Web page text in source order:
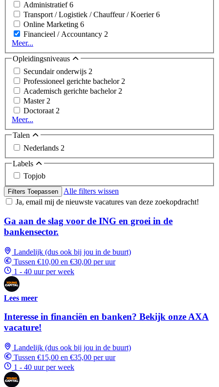
Administratief6
Transport / Logistiek / Chauffeur / Koerier6
Online Marketing 6
Financieel / Accountancy 2
Meer...
Opleidingsniveaus
Secundair onderwijs 2
Professioneel gerichte bachelor 2
Academisch gerichte bachelor 2
Master 2
Doctoraat 2
Meer...
Talen
Nederlands 2
Labels
Topjob
Filters Toepassen
Alle filters wissen
Ja, email mij de nieuwste vacatures van deze zoekopdracht!
Ga aan de slag voor de ING en groei in de
bankensector.
Landelijk (dus ook bij jou in de buurt)
Tussen €10,00 en €30,00 per uur
1 - 40 uur per week
Lees meer
Interesse in financiën en banken? Bekijk onze AXA
vacature!
Landelijk (dus ook bij jou in de buurt)
Tussen €15,00 en €35,00 per uur
1 - 40 uur per week